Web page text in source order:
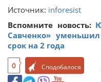
Источник: inforesist
Вспомните новость:
Савченко»
срок на 2 года
0 Сподобалося